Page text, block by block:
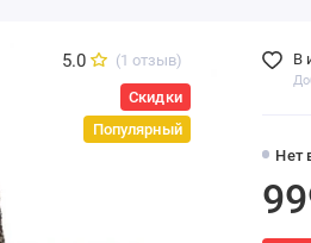
5.0 (1 отзыв)
Скидки
Популярный
Нет
В